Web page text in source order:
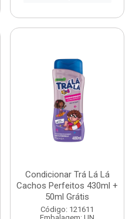
Condicionar Trá Lá Lá
Cachos Perfeitos 430ml +
50ml Grátis
Código: 121611